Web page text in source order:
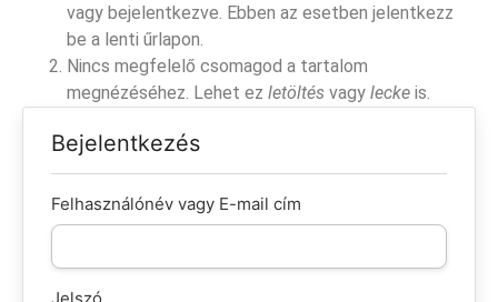
vagy bejelentkezve. Ebben az esetben jelentkezz
be a lenti űrlapon.
Nincs megfelelő csomagod a tartalom
megnézéséhez. Lehet ez letöltés vagy lecke is.
Bejelentkezés
Felhasználónév vagy E-mail cím